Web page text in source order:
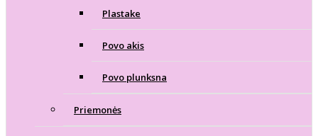
Plastake
Povo akis
Povo plunksna
Priemonės